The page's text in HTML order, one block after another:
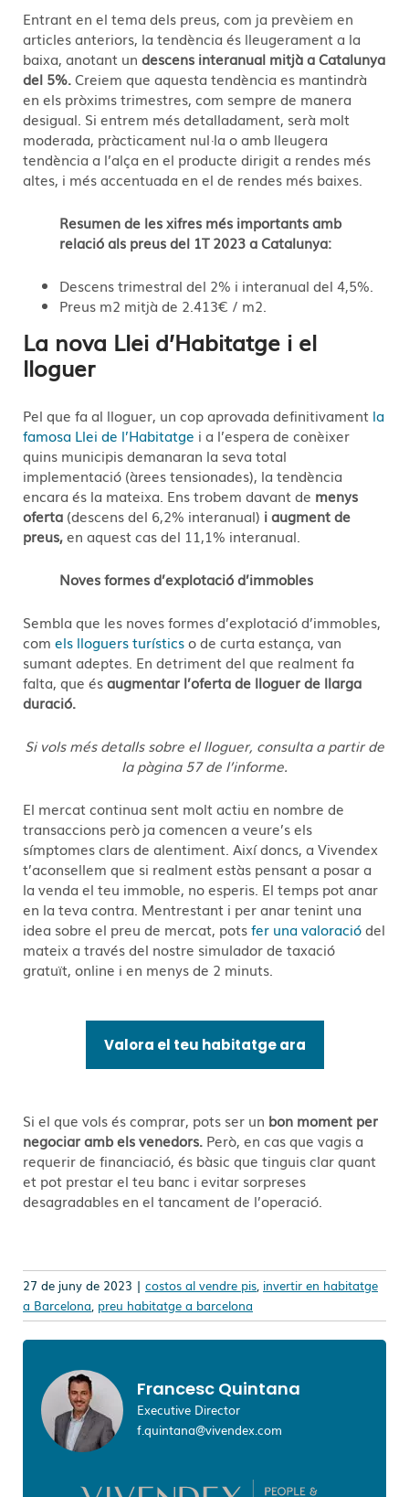
Entrant en el tema dels preus, com ja prevèiem en
articles anteriors, la tendència és lleugerament a la
baixa, anotant un descens interanual mitjà a Catalunya
del 5%.Creiem que aquesta tendència es mantindrà
en els pròxims trimestres, com sempre de manera
desigual. Si entrem més detalladament, serà molt
moderada, pràcticament nul·la o amb lleugera
tendència a l’alça en el producte dirigit a rendes més
altes, i més accentuada en el de rendes més baixes.
Resumen de les xifres més importants amb
relació als preus del 1T 2023 a Catalunya:
Descens trimestral del 2% i interanual del 4,5%.
Preus m2 mitjà de 2.413€ / m2.
La nova Llei d’Habitatge i el
lloguer
Pel que fa al lloguer, un cop aprovada definitivament la
famosa Llei de l’Habitatge i a l’espera de conèixer
quins municipis demanaran la seva total
implementació (àrees tensionades), la tendència
encara és la mateixa. Ens trobem davant de menys
oferta (descens del 6,2% interanual) i augment de
preus,en aquest cas del 11,1% interanual.
Noves formes d’explotació d’immobles
Sembla que les noves formes d’explotació d’immobles,
com els lloguers turísticso de curta estança, van
sumant adeptes. En detriment del que realment fa
falta, que ésaugmentar l’oferta de lloguer de llarga
duració.
Si vols més detalls sobre el lloguer, consulta a partir de
la pàgina 57 de l’informe.
El mercat continua sent molt actiu en nombre de
transaccions però ja comencen a veure’s els
símptomes clars de alentiment. Així doncs, a Vivendex
t’aconsellem que si realment estàs pensant a posar a
la venda el teu immoble, no esperis. El temps pot anar
en la teva contra. Mentrestant i per anar tenint una
idea sobre el preu de mercat, potsfer una valoraciódel
mateix a través del nostre simulador de taxació
gratuït, online i en menys de 2 minuts.
Valora el teu habitatge ara
Si el que vols és comprar, pots ser un bon moment per
negociar amb els venedors. Però, en cas que vagis a
requerir de financiació, és bàsic que tinguis clar quant
et pot prestar el teu banc i evitar sorpreses
desagradables en el tancament de l’operació.
27 de juny de 2023 | costos al vendre pis, invertir en habitatge
a Barcelona, preu habitatge a barcelona
Francesc Quintana
Executive Director
f.quintana@vivendex.com